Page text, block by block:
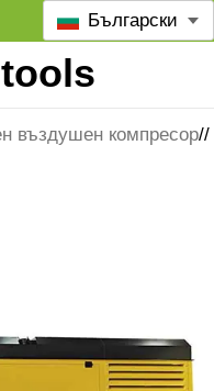
Български
въздушен компресор/